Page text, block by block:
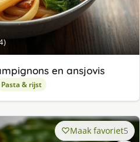
en ansjovis
Pasta & rijst
Maak favoriet5